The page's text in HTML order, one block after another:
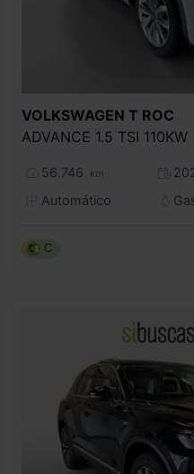
VOLKSWAGEN T ROC
ADVANCE 1.5 TSI
56.746 km
Automático
C